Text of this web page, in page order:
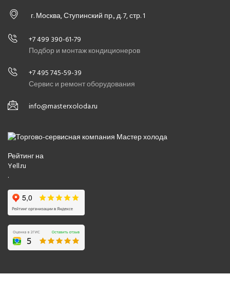
г. Москва, Ступинский пр., д. 7, стр. 1
+7 499 390-61-79
Подбор и монтаж кондиционеров
+7 495 745-59-39
Сервис и ремонт оборудования
info@masterxoloda.ru
Рейтинг на
Yell.ru
.